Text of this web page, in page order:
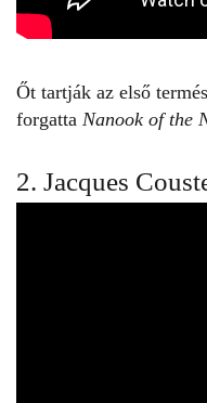
Őt tartják az első
forgatta Nanook of the
2. Jacques